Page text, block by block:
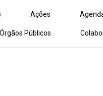
Ações
Órgãos Públicos